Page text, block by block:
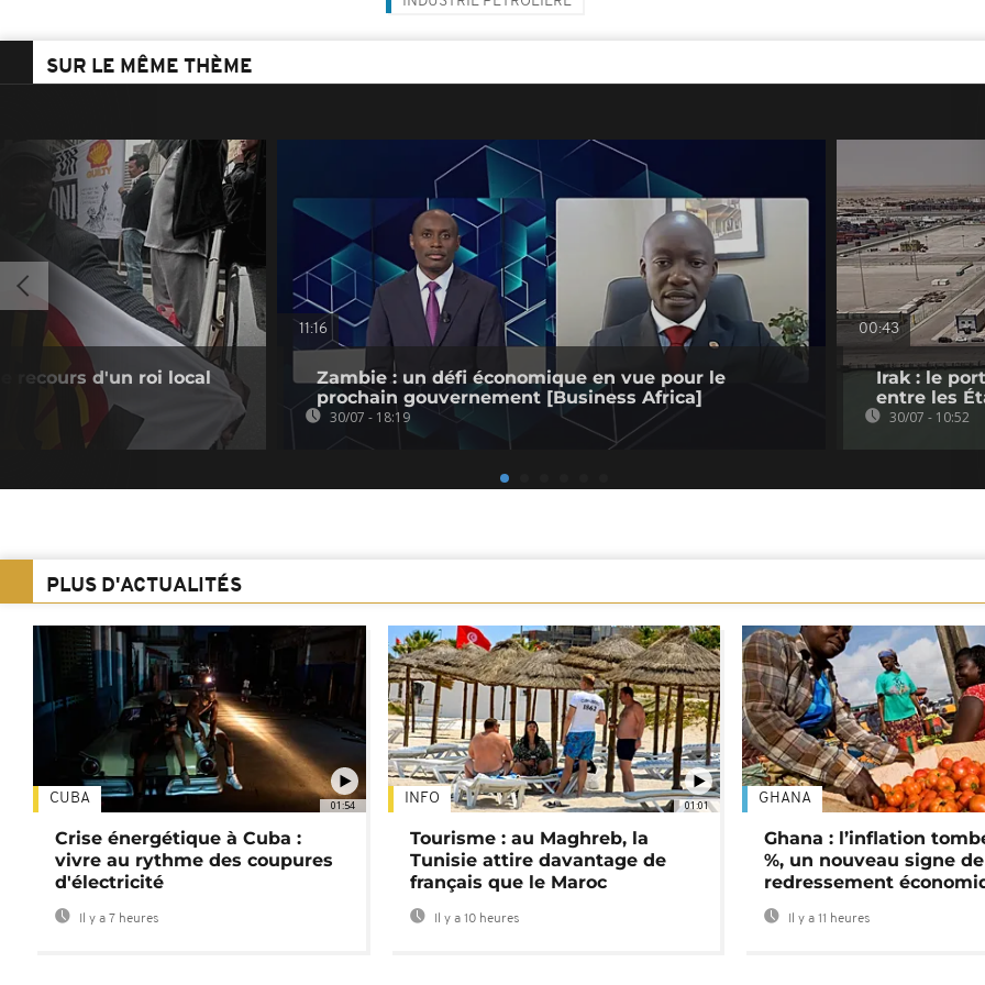
SUR LE MÊME THÈME
recours d'un roi local
11:16
Zambie : un défi économique en vue pour le
prochain gouvernement [Business Africa]
30/07 - 18:19
00:43
Irak : le
entre les
30/07 - 10:52
PLUS D'ACTUALITÉS
01:54
CUBA
Crise énergétique à Cuba :
vivre au rythme des coupures
d'électricité
Il y a 7 heures
01:01
INFO
Tourisme : au Maghreb, la
Tunisie attire davantage de
français que le Maroc
Il y a 10 heures
GHANA
Ghana : l’inflation
%, un nouveau signe de
redressement
Il y a 11 heures